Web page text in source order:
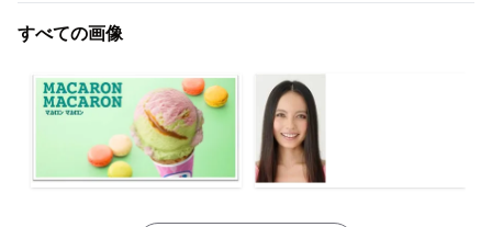
すべての画像